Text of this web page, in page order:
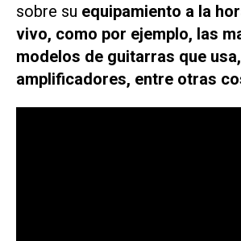
sobre su equipamiento a la
vivo, como por ejemplo, las
modelos de guitarras que
amplificadores, entre otras